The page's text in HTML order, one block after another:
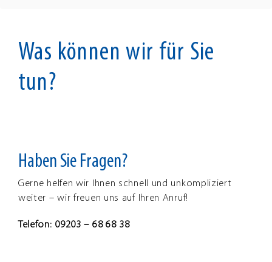
Was können wir für Sie
tun?
Haben Sie Fragen?
Gerne helfen wir Ihnen schnell und unkompliziert
weiter – wir freuen uns auf Ihren Anruf!
Telefon: 09203 – 68 68 38